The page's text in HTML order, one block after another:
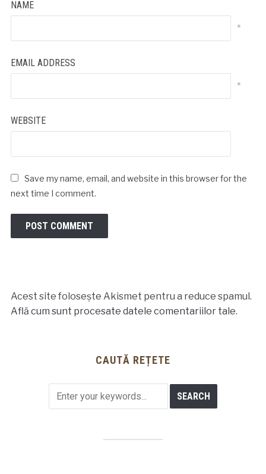
NAME
*
EMAIL ADDRESS
*
WEBSITE
Save my name, email, and website in this browser for the
next time I comment.
Acest site folosește Akismet pentru a reduce spamul.
Află cum sunt procesate datele comentariilor tale.
CAUTĂ REȚETE